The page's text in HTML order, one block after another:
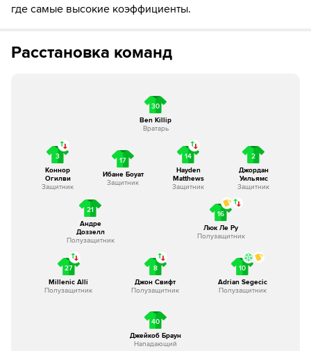
где самые высокие коэффициенты.
Расстановка команд
30
Ben Killip
Вратарь
3
Коннор
Огилви
Защитник
17
Ибане Боуат
Защитник
14
Hayden
Matthews
Защитник
2
Джордан
Уильямс
Защитник
21
Андре
Доззелл
Полузащитник
16
Люк Ле Ру
Полузащитник
27
Millenic Alli
Полузащитник
8
Джон Свифт
Полузащитник
10
Adrian Segecic
Полузащитник
40
Джейкоб Браун
Нападающий